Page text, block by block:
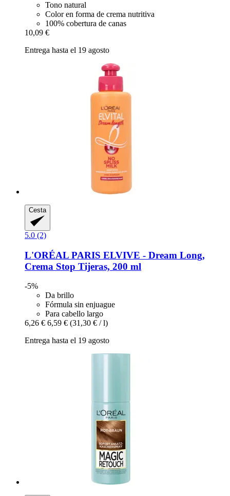
Tono natural
Color en forma de crema nutritiva
100% cobertura de canas
10,09 €
Entrega hasta el 19 agosto
Cesta
5.0 (2)
L'ORÉAL PARIS ELVIVE -​ Dream Long,
Crema Stop Tijeras, 200 ml
-5%
Da brillo
Fórmula sin enjuague
Para cabello largo
6,26 € 6,59 € (31,30 € / l)
Entrega hasta el 19 agosto